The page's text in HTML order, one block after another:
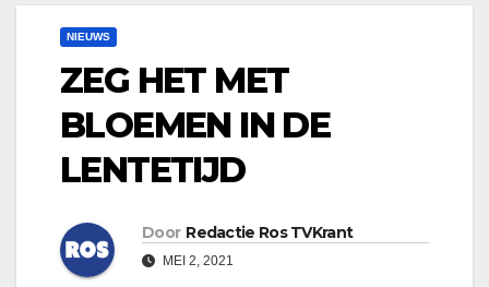
NIEUWS
ZEG HET MET
BLOEMEN IN DE
LENTETIJD
Door Redactie Ros TVKrant
MEI 2, 2021